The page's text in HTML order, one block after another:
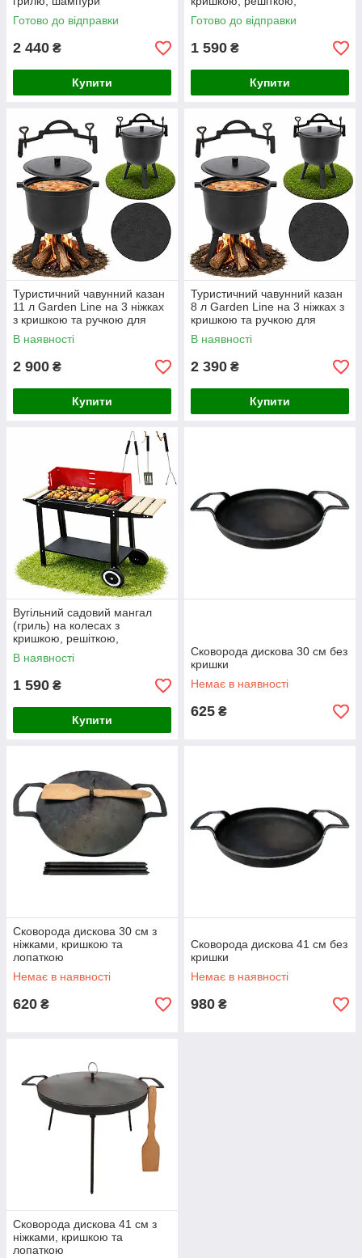
Готово до відправки
2 440 ₴
Купити
полицями та аксесуарами
(Польща)
Готово до відправки
1 590 ₴
Купити
Туристичний чавунний казан
11 л Garden Line на 3 ніжках
з кришкою та ручкою для
перенесення (Польща)
В наявності
2 900 ₴
Купити
Туристичний чавунний казан
8 л Garden Line на 3 ніжках з
кришкою та ручкою для
перенесення (Польща)
В наявності
2 390 ₴
Купити
Вугільний садовий мангал
(гриль) на колесах з
кришкою, решіткою,
полицями та аксесуарами
(Польща)
В наявності
1 590 ₴
Купити
Сковорода дискова 30 см без
кришки
Немає в наявності
625 ₴
Сковорода дискова 30 см з
ніжками, кришкою та
лопаткою
Немає в наявності
620 ₴
Сковорода дискова 41 см без
кришки
Немає в наявності
980 ₴
Сковорода дискова 41 см з
ніжками, кришкою та
лопаткою